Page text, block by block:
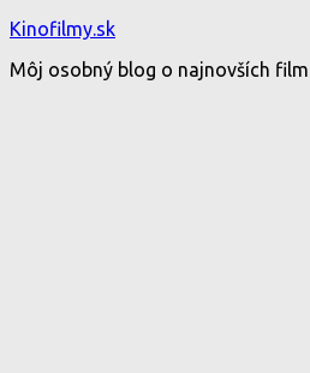
Kinofilmy.sk
Môj osobný blog o najnovších